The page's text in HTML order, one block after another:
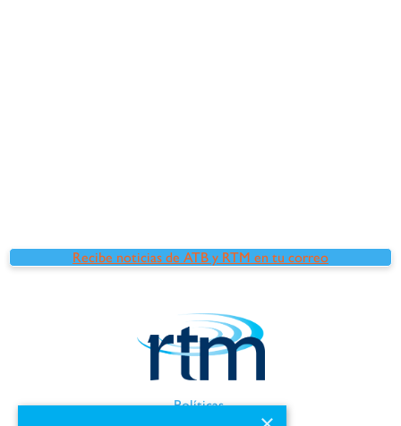
Recibe noticias de ATB y RTM en tu correo
Políticas